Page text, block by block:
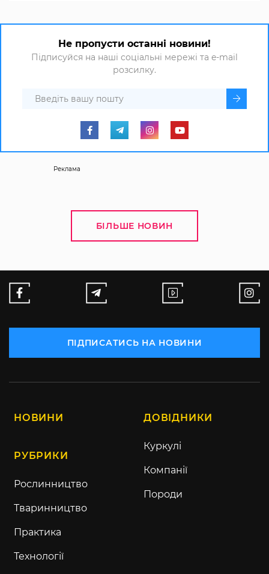
Не пропусти останні новини!
Підписуйся на наші соціальні мережі та e-mail
розсилку.
Реклама
БІЛЬШЕ НОВИН
ПІДПИСАТИСЬ НА НОВИНИ
НОВИНИ
РУБРИКИ
Рослинництво
Тваринництво
Практика
Технології
ДОВІДНИКИ
Куркулі
Компанії
Породи